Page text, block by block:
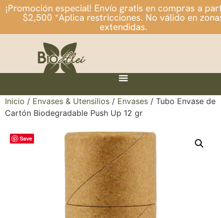
¡Promoción especial! Envío gratis en compras a
$2,500 *Aplica restricciones. No válido en
extendidas.
Inicio / Envases & Utensilios / Envases / Tubo Envase de
Cartón Biodegradable Push Up 12 gr
Save